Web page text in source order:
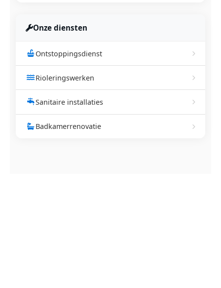
Onze diensten
Ontstoppingsdienst
Rioleringswerken
Sanitaire installaties
Badkamerrenovatie